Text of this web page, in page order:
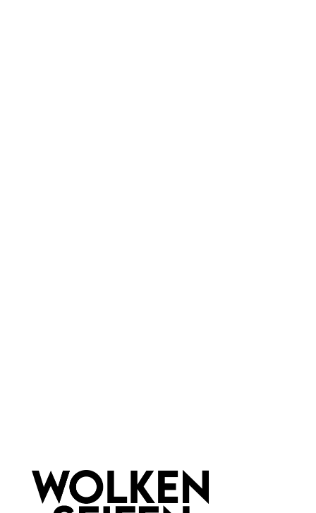
Informationen